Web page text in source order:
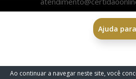
Ajuda
Ao continuar a navegar neste site, você